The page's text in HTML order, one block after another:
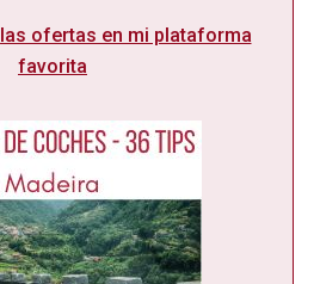
las ofertas en mi plataforma
favorita